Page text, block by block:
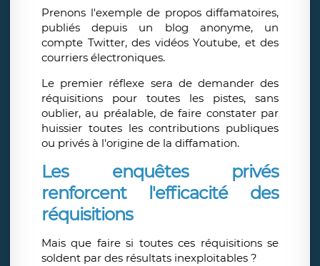
Prenons l'exemple de propos diffamatoires,
publiés depuis un blog anonyme, un
compte Twitter, des vidéos Youtube, et des
courriers électroniques.
Le premier réflexe sera de demander des
réquisitions pour toutes les pistes, sans
oublier, au préalable, de faire constater par
huissier toutes les contributions publiques
ou privés à l'origine de la diffamation.
Les enquêtes privés
renforcent l'efficacité des
réquisitions
Mais que faire si toutes ces réquisitions se
soldent par des résultats inexploitables ?